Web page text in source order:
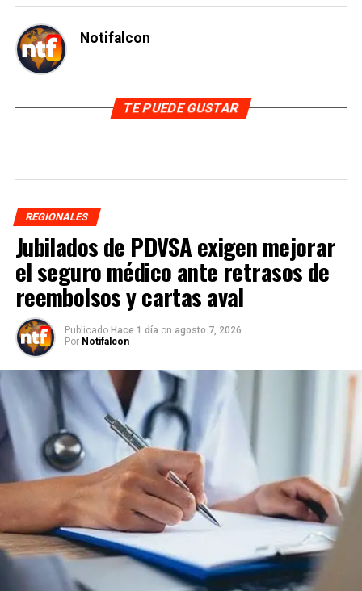
Notifalcon
TE PUEDE GUSTAR
REGIONALES
Jubilados de PDVSA exigen mejorar
el seguro médico ante retrasos de
reembolsos y cartas aval
Publicado Hace 1 día on agosto 7, 2026
Por Notifalcon